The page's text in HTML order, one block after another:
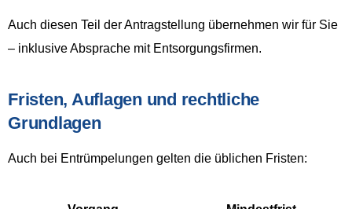
Auch diesen Teil der Antragstellung übernehmen wir für Sie
– inklusive Absprache mit Entsorgungsfirmen.
Fristen, Auflagen und rechtliche
Grundlagen
Auch bei Entrümpelungen gelten die üblichen Fristen: